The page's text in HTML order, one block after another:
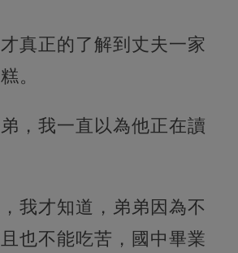
真正的了解到丈夫一家
。
，我一直以為他正在讀
我才知道，弟弟因為不
也不能吃苦，國中畢業